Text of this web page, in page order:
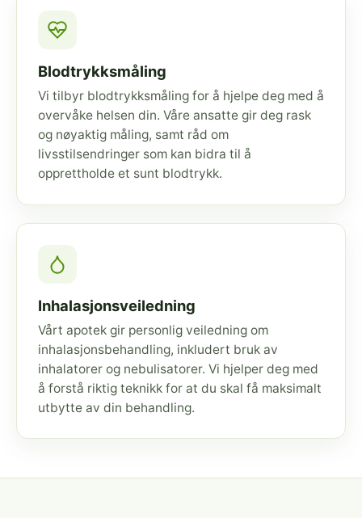
Blodtrykksmåling
Vi tilbyr blodtrykksmåling for å hjelpe deg med å
overvåke helsen din. Våre ansatte gir deg rask
og nøyaktig måling, samt råd om
livsstilsendringer som kan bidra til å
opprettholde et sunt blodtrykk.
Inhalasjonsveiledning
Vårt apotek gir personlig veiledning om
inhalasjonsbehandling, inkludert bruk av
inhalatorer og nebulisatorer. Vi hjelper deg med
å forstå riktig teknikk for at du skal få maksimalt
utbytte av din behandling.